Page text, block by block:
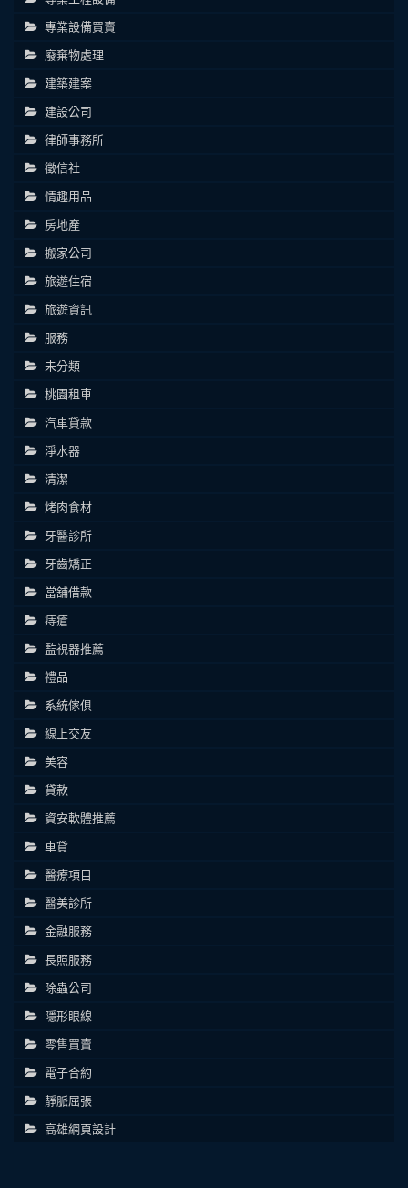
專業設備買賣
廢棄物處理
建築建案
建設公司
律師事務所
徵信社
情趣用品
房地產
搬家公司
旅遊住宿
旅遊資訊
服務
未分類
桃園租車
汽車貸款
淨水器
清潔
烤肉食材
牙醫診所
牙齒矯正
當舖借款
痔瘡
監視器推薦
禮品
系統傢俱
線上交友
美容
貸款
資安軟體推薦
車貸
醫療項目
醫美診所
金融服務
長照服務
除蟲公司
隱形眼線
零售買賣
電子合約
靜脈屈張
高雄網頁設計